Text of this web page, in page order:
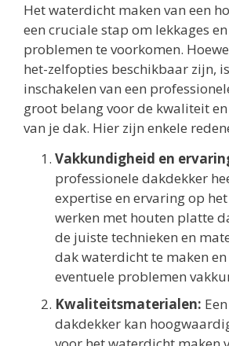
Het waterdicht maken van een
een cruciale stap om lekkages
problemen te voorkomen.
het-zelfopties beschikbaar zijn,
inschakelen van een
groot belang voor de kwaliteit
van je dak. Hier zijn enkele
Vakkundigheid en
professionele dakdekker
expertise en ervaring op
werken met houten platte
de juiste technieken en
dak waterdicht te maken
eventuele problemen
Kwaliteitsmaterialen:
dakdekker kan